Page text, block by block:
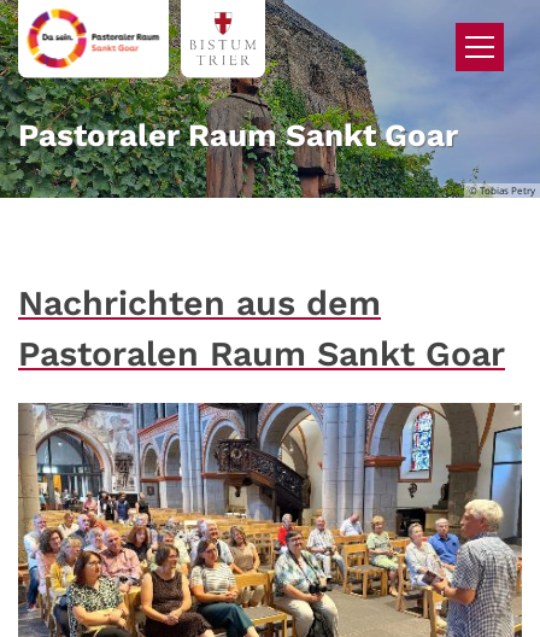
Zum Inhalt springen
© Tobias Petry
Pastoraler Raum Sankt Goar
Nachrichten aus dem
Pastoralen Raum Sankt Goar